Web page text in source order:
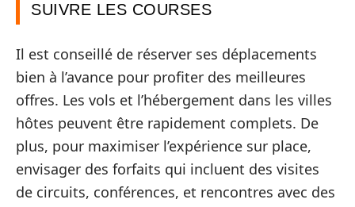
SUIVRE LES COURSES
Il est conseillé de réserver ses déplacements
bien à l’avance pour profiter des meilleures
offres. Les vols et l’hébergement dans les villes
hôtes peuvent être rapidement complets. De
plus, pour maximiser l’expérience sur place,
envisager des forfaits qui incluent des visites
de circuits, conférences, et rencontres avec des